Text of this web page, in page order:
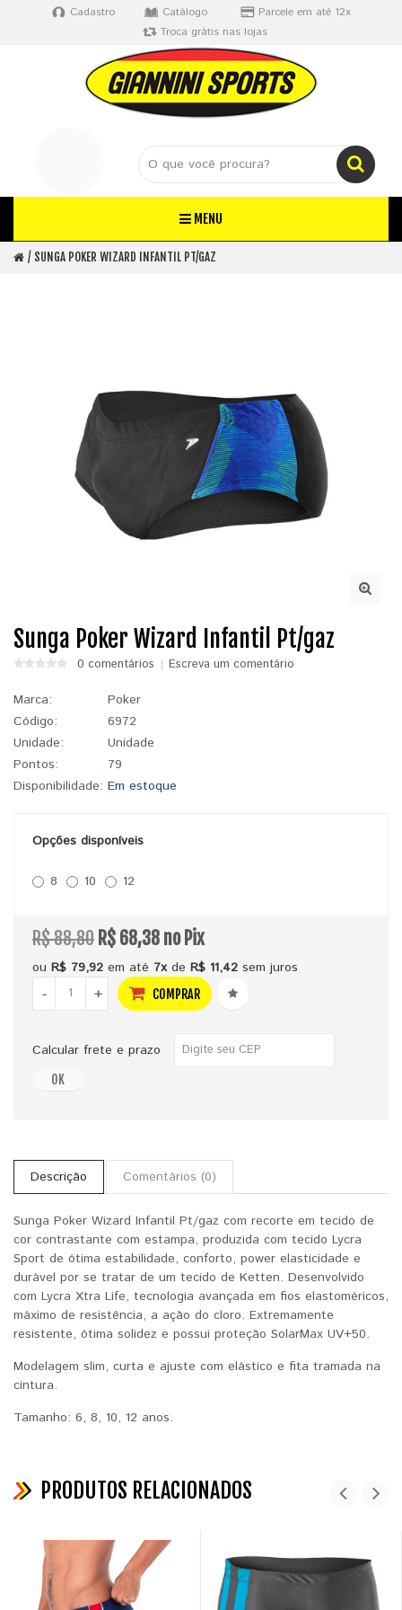
Cadastro Catálogo
Parcele em até 12x
Troca grátis nas lojas
MENU
SUNGA POKER WIZARD INFANTIL PT/GAZ
Sunga Poker Wizard Infantil Pt/gaz
0 comentários Escreva um comentário
Marca:
Poker
Código:
6972
Unidade:
Unidade
Pontos:
79
Disponibilidade: Em estoque
Opções disponíveis
8 10 12
R$ 88,80 R$ 68,38 no Pix
ou R$ 79,92 em até 7xde R$ 11,42 sem juros
-
+ COMPRAR
Calcular frete e prazo
OK
Descrição Comentários (0)
Sunga Poker Wizard Infantil Pt/gaz com recorte em tecido de
cor contrastante com estampa, produzida com tecido Lycra
Sport de ótima estabilidade, conforto, power elasticidade e
durável por se tratar de um tecido de Ketten. Desenvolvido
com Lycra Xtra Life, tecnologia avançada em fios elastoméricos,
máximo de resistência, a ação do cloro. Extremamente
resistente, ótima solidez e possui proteção SolarMax UV+50.
Modelagem slim, curta e ajuste com elástico e fita tramada na
cintura.
Tamanho: 6, 8, 10, 12 anos.
PRODUTOS RELACIONADOS